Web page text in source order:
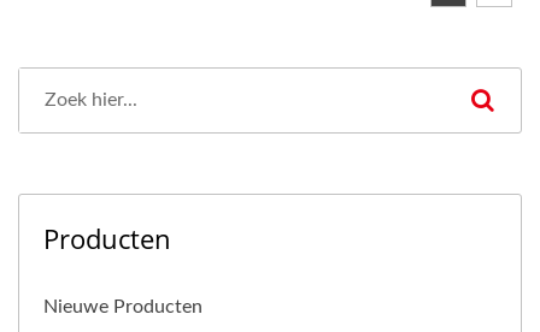
Producten
Nieuwe Producten